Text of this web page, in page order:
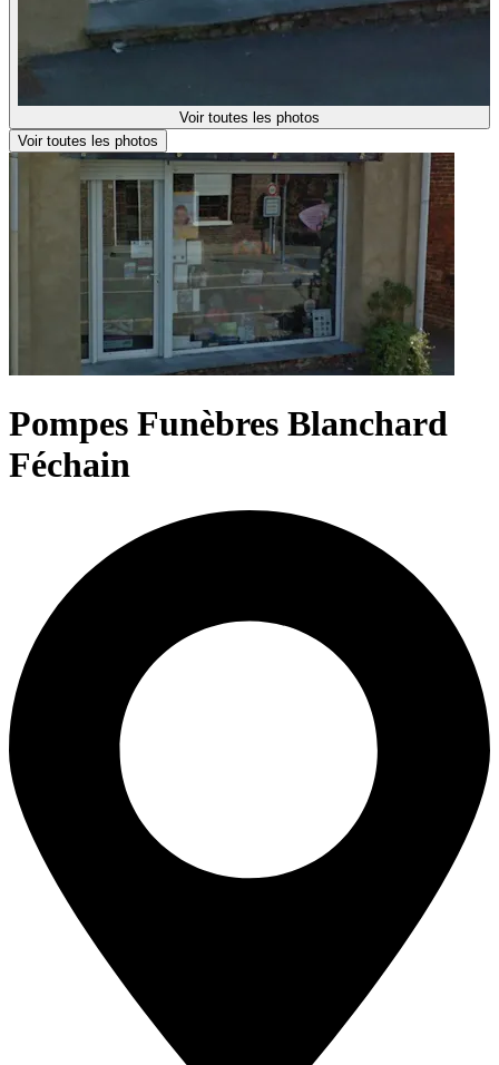
Voir toutes les photos
Voir toutes les photos
Pompes Funèbres Blanchard
Féchain